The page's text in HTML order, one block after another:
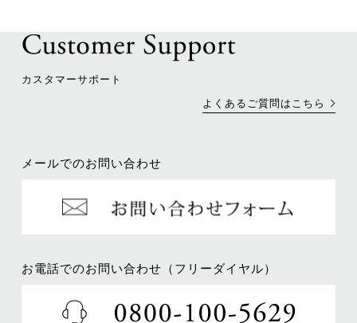
カスタマーサポート
よくあるご質問はこちら
メールでのお問い合わせ
お電話でのお問い合わせ（フリーダイヤル）